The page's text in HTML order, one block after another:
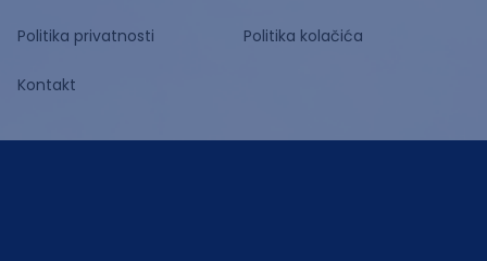
Politika privatnosti Politika kolačića
Kontakt